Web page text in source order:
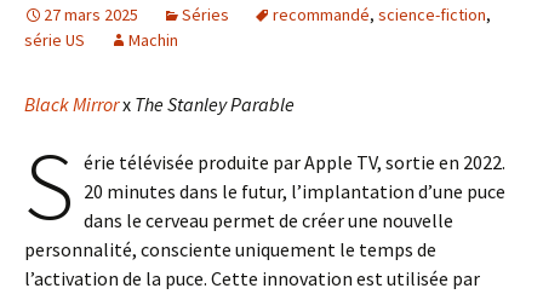
27 mars 2025 Séries recommandé, science-fiction,
série US
Machin
Black Mirrorx The Stanley Parable
S érie télévisée produite par Apple TV, sortie en 2022.
20 minutes dans le futur, l’implantation d’une puce
dans le cerveau permet de créer une nouvelle
personnalité, consciente uniquement le temps de
l’activation de la puce. Cette innovation est utilisée par